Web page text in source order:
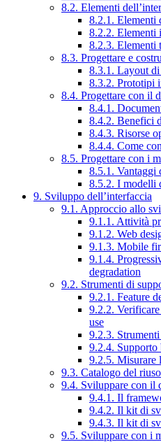
8.2. Elementi
8.2.1. Elementi
8.2.2. Elementi
8.2.3. Elementi
8.3. Progettare e
8.3.1. Layout di
8.3.2. Prototipi
8.4. Progettare con il
8.4.1.
8.4.2. Benefici
8.4.3. Risorse
8.4.4. Come
8.5. Progettare con i
8.5.1. Vantaggi
8.5.2. I modelli
9. Sviluppo dell’interfaccia
9.1. Approccio allo
9.1.1. Attività
9.1.2. Web
9.1.3. Mobile
9.1.4.
degradation
9.2. Strumenti di
9.2.1. Feature
9.2.2.
use
9.2.3.
9.2.4. Supporto
9.2.5. Misurare
9.3. Catalogo del riuso
9.4. Sviluppare con il
9.4.1. Il
9.4.2. Il kit di
9.4.3. Il kit di
9.5. Sviluppare con i